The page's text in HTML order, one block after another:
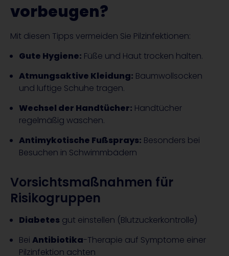
vorbeugen?
Mit diesen Tipps vermeiden Sie Pilzinfektionen:
Gute Hygiene: Füße und Haut trocken halten.
Atmungsaktive Kleidung: Baumwollsocken
und luftige Schuhe tragen.
Wechsel der Handtücher: Handtücher
regelmäßig waschen.
Antimykotische Fußsprays: Besonders bei
Besuchen in Schwimmbädern
Vorsichtsmaßnahmen für
Risikogruppen
Diabetes gut einstellen (Blutzuckerkontrolle)
Bei Antibiotika-Therapie auf Symptome einer
Pilzinfektion achten